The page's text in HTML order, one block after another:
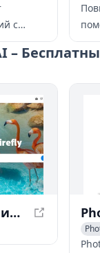
с
на
AI
–
Adobe Firefly - Создание дизайна и изображений на основе ИИ
AI